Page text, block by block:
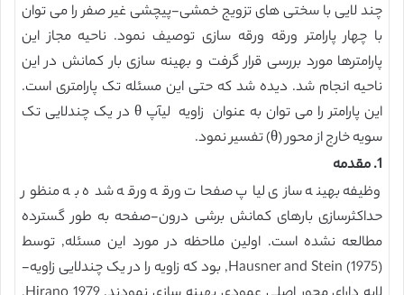
چند لایی با سختی های تزویج خمشی-پیچشی غیر صفر را می توان
با چهار پارامتر ورقه ورقه سازی توصیف نمود. ناحیه مجاز این
پارامترها مورد بررسی قرار گرفت و بهینه سازی بار کمانش در این
ناحیه انجام شد. دیده شد که حتی این مسئله تک پارامتری است.
این پارامتر را می توان به عنوان زاویه لیآپ θ در یک چندلایی تک
سویه خارج از محور (θ) تفسیر نمود.
1. مقدمه
وظیفه بهینه سازی لیاپ صفحات ورقه ورقه شده به منظور
حداکثرسازی بارهای کمانش برشی درون-صفحه به طور گسترده
مطالعه نشده است. اولین ملاحظه در مورد این مسئله, توسط
Hausner and Stein (1975), بود که زاویه را در یک چندلایی زاویه-